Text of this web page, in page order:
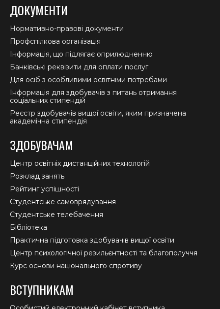
ДОКУМЕНТИ
Нормативно-правові документи
Профспілкова організація
Інформація, що підлягає оприлюдненню
Банківські реквізити для оплати послуг
Для осіб з особливими освітніми потребами
Інформація для здобувачів з питань отримання
соціальних стипендій
Реєстр здобувачів вищої освіти, яким призначена
академічна стипендія
ЗДОБУВАЧАМ
Центр освітніх дистанційних технологій
Розклад занять
Рейтинг успішності
Студентське самоврядування
Студентське телебачення
Бібліотека
Практична підготовка здобувачів вищої освіти
Центр психологічної резильєнтності та благополуччя
Курс основи національного спротиву
ВСТУПНИКАМ